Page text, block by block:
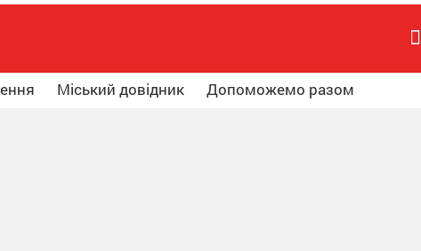
Міський довідник Допоможемо разом